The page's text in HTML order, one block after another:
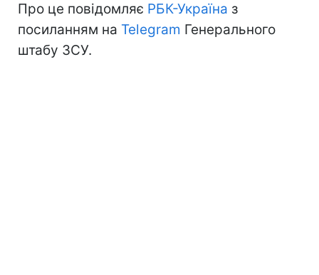
Про це повідомляє РБК-Україна з
посиланням на Telegram Генерального
штабу ЗСУ.